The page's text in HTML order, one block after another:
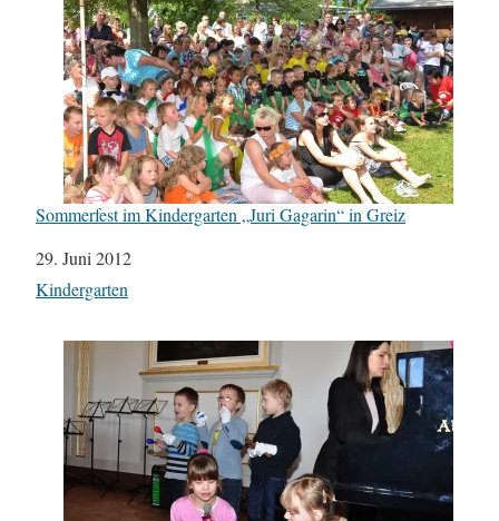
Sommerfest im Kindergarten „Juri Gagarin“ in Greiz
Datum
29. Juni 2012
In Bezug auf
Kindergarten